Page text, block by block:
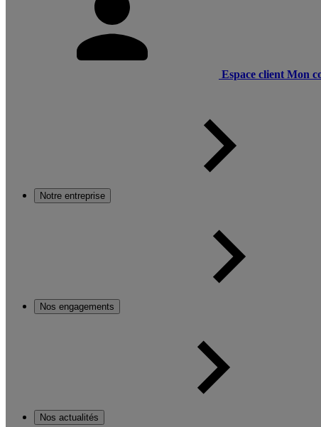
Espace client Mon
Notre entreprise
Nos engagements
Nos actualités